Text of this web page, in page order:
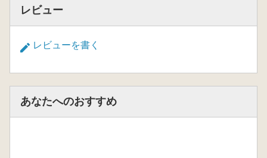
レビュー
レビューを書く
あなたへのおすすめ